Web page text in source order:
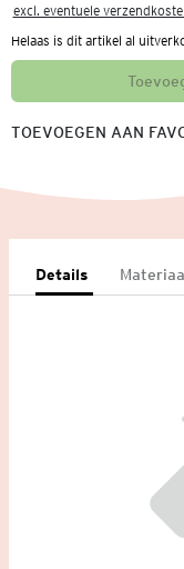
excl. eventuele
Helaas is dit artikel al
TOEVOEGEN AAN
Details